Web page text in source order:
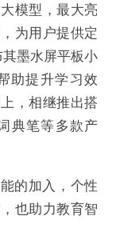
模型，最大亮
为用户提供定
墨水屏平板小
助提升学习效
，相继推出搭
典笔等多款产
的加入，个性
也助力教育智